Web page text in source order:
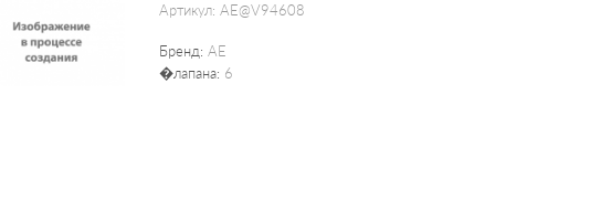
Артикул: AE@V94608
Бренд: AE
�лапана: 6